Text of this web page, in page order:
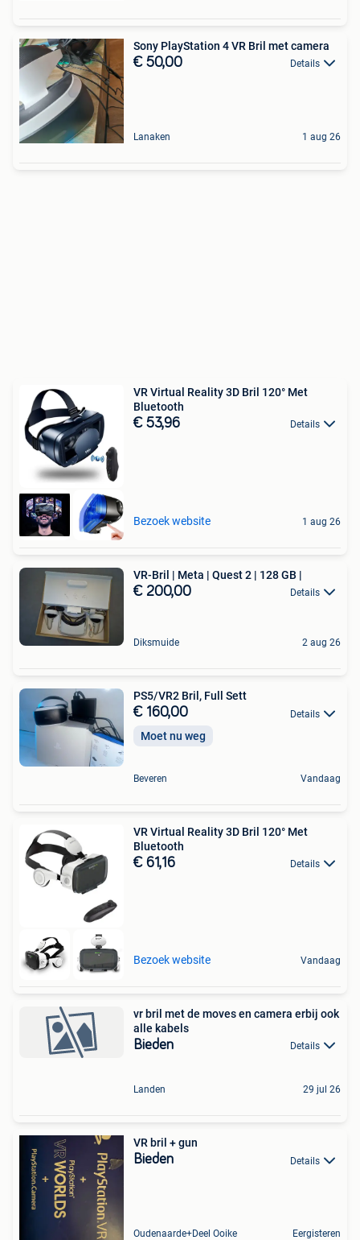
Sony PlayStation 4 VR Bril met camera
€ 50,00 Details
Lanaken 1 aug 26
VR Virtual Reality 3D Bril 120° Met
Bluetooth
€ 53,96 Details
Bezoek website 1 aug 26
VR-Bril | Meta | Quest 2 | 128 GB |
€ 200,00 Details
Diksmuide 2 aug 26
PS5/VR2 Bril, Full Sett
€ 160,00 Details
Moet nu weg
Beveren Vandaag
VR Virtual Reality 3D Bril 120° Met
Bluetooth
€ 61,16 Details
Bezoek website Vandaag
vr bril met de moves en camera erbij ook
alle kabels
Bieden Details
Landen 29 jul 26
VR bril + gun
Bieden Details
Oudenaarde+Deel Ooike Eergisteren